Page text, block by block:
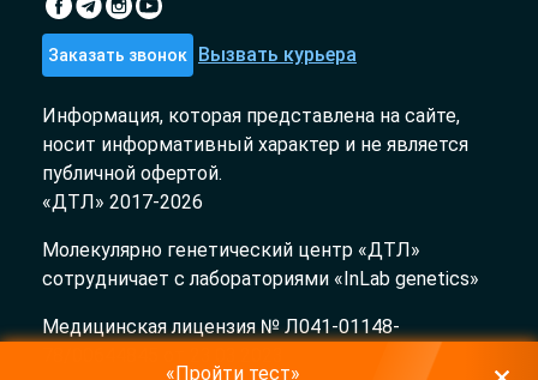
Заказать звонок Вызвать курьера
Информация, которая представлена на сайте,
носит информативный характер и не является
публичной офертой.
«ДТЛ» 2017-2026
Молекулярно генетический центр «ДТЛ»
сотрудничает с лабораториями «InLab genetics»
Медицинская лицензия № Л041-01148-
«Пройти тест»